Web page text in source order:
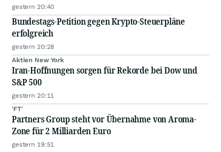
gestern 20:40
Bundestags-Petition gegen Krypto-Steuerpläne
erfolgreich
gestern 20:28
Aktien New York
Iran-Hoffnungen sorgen für Rekorde bei Dow und
S&P 500
gestern 20:11
'FT'
Partners Group steht vor Übernahme von Aroma-
Zone für 2 Milliarden Euro
gestern 19:51